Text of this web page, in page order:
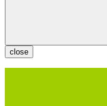
close